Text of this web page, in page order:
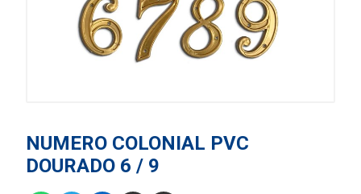
NUMERO COLONIAL PVC
DOURADO 6 / 9